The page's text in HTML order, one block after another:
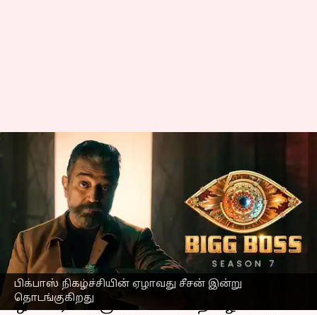
பிக்பாஸ் நிகழ்ச்சியின் ஏழாவது சீசன் இன்று
தொடங்குகிறது
இன்று தொடங்குகிறது
பிக் பாஸ் சீசன் 7-
போட்டியாளர்கள் இதோ
எழுதியவர் Srinath r Oct 01, 2023 11:47 am
செய்தி முன்னோட்டம்
தமிழில்விஜய் தொலைக்காட்சியில்
ஒளிபரப்பாகும்பிக்பாஸ்நிகழ்ச்சியின்